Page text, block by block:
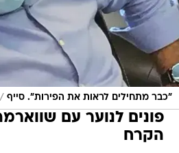
"כבר מתחילים לראות את הפירות". סייף /
פונים לנוער עם
הקרח